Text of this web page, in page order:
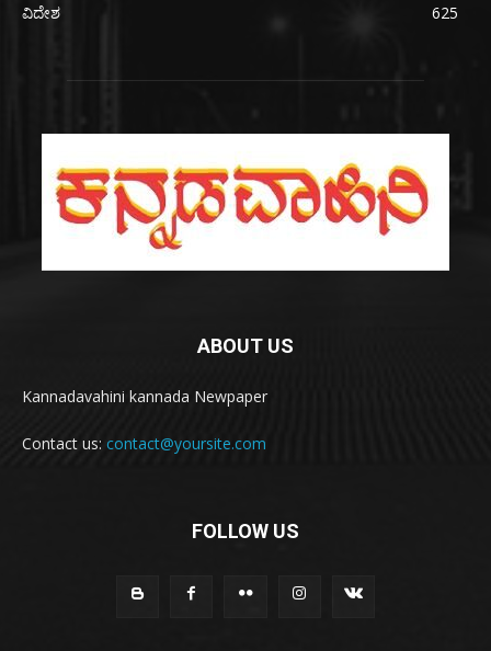
ವಿದೇಶ
625
ABOUT US
Kannadavahini kannada Newpaper
Contact us: contact@yoursite.com
FOLLOW US